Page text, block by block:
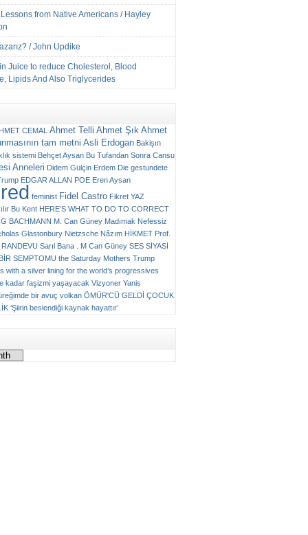
from Native Americans / Hayley
/ John Updike
Juice to reduce Cholesterol, Blood
Lipids And Also Triglycerides
CEMAL Ahmet Telli Ahmet Şık Ahmet
tam metni Asli Erdogan Bakişın
sistemi Behçet Aysan Bu Tufandan Sonra Cansu
Anneleri Didem Gülçin Erdem Die gestundete
EDGAR ALLAN POE Eren Aysan
feminist Fidel Castro Fikret YAZ
Bu Kent HERE’S WHAT TO DO TO CORRECT
BACHMANN M. Can Güney Madımak Nefessiz
Glastonbury Nietzsche Nâzım HİKMET Prof.
RANDEVU Sarıl Bana . M Can Güney SES SİYASİ
SEMPTOMU the Saturday Mothers Trump
with a silver lining for the world’s progressives
kadar faşizmi yaşayacak Vizyoner Yanis
bir avuç volkan ÖMÜR'CÜ GELDİ ÇOCUK
‘Şiirin beslendiği kaynak hayattır’